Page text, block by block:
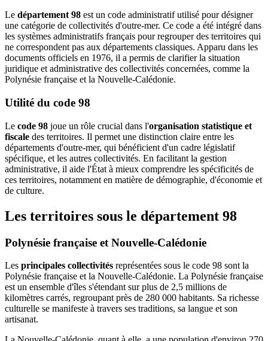
Le département 98 est un code administratif utilisé pour désigner
une catégorie de collectivités d'outre-mer. Ce code a été intégré dans
les systèmes administratifs français pour regrouper des territoires qui
ne correspondent pas aux départements classiques. Apparu dans les
documents officiels en 1976, il a permis de clarifier la situation
juridique et administrative des collectivités concernées, comme la
Polynésie française et la Nouvelle-Calédonie.
Utilité du code 98
Le code 98 joue un rôle crucial dans l'organisation statistique et
fiscale des territoires. Il permet une distinction claire entre les
départements d'outre-mer, qui bénéficient d'un cadre législatif
spécifique, et les autres collectivités. En facilitant la gestion
administrative, il aide l'État à mieux comprendre les spécificités de
ces territoires, notamment en matière de démographie, d'économie et
de culture.
Les territoires sous le département 98
Polynésie française et Nouvelle-Calédonie
Les principales collectivités représentées sous le code 98 sont la
Polynésie française et la Nouvelle-Calédonie. La Polynésie française
est un ensemble d'îles s'étendant sur plus de 2,5 millions de
kilomètres carrés, regroupant près de 280 000 habitants. Sa richesse
culturelle se manifeste à travers ses traditions, sa langue et son
artisanat.